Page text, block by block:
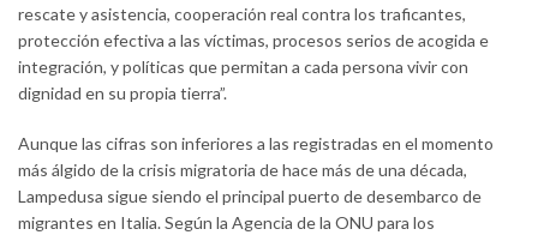
rescate y asistencia, cooperación real contra los traficantes,
protección efectiva a las víctimas, procesos serios de acogida e
integración, y políticas que permitan a cada persona vivir con
dignidad en su propia tierra”.
Aunque las cifras son inferiores a las registradas en el momento
más álgido de la crisis migratoria de hace más de una década,
Lampedusa sigue siendo el principal puerto de desembarco de
migrantes en Italia. Según la Agencia de la ONU para los